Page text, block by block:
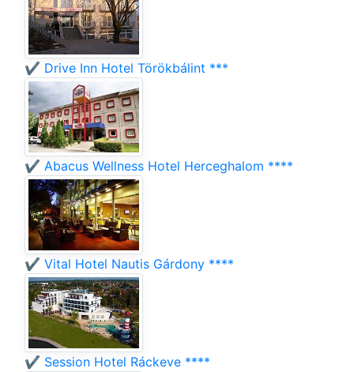
✔️ Drive Inn Hotel Törökbálint ***
✔️ Abacus Wellness Hotel Herceghalom ****
✔️ Vital Hotel Nautis Gárdony ****
✔️ Session Hotel Ráckeve ****